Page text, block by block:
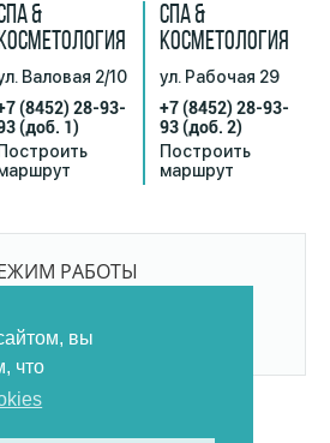
вы
что
&
КОСМЕТОЛОГИЯ
Валовая 2/10
(8452) 28-93-
(доб. 1)
Построить
СПА &
КОСМЕТОЛОГИЯ
ул. Рабочая 29
+7 (8452) 28-93-
93(доб. 2)
Построить
маршрут
РАБОТЫ
И ВЫХОДНЫХ